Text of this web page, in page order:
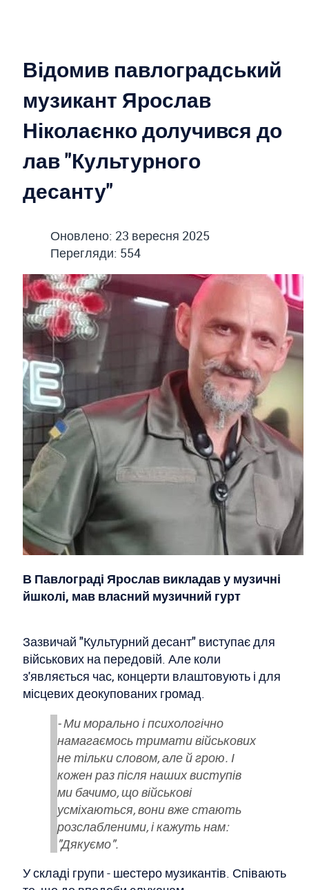
Відомив павлоградський
музикант Ярослав
Ніколаєнко долучився до
лав "Культурного
десанту"
Оновлено: 23 вересня 2025
Перегляди: 554
В Павлограді Ярослав викладав у музичні
йшколі, мав власний музичний гурт
Зазвичай "Культурний десант" виступає для
військових на передовій. Але коли
з'являється час, концерти влаштовують і для
місцевих деокупованих громад.
- Ми морально і психологічно
намагаємось тримати військових
не тільки словом, але й грою. І
кожен раз після наших виступів
ми бачимо, що військові
усміхаються, вони вже стають
розслабленими, і кажуть нам:
"Дякуємо".
У складі групи - шестеро музикантів. Співають